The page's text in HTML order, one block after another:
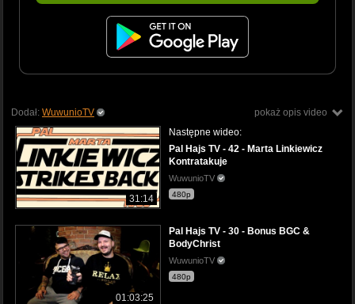
pokaż opis video
Dodał: WuwunioTV
31:14
Następne wideo:
Pal Hajs TV - 42 - Marta Linkiewicz
Kontratakuje
WuwunioTV
480p
01:03:25
Pal Hajs TV - 30 - Bonus BGC &
BodyChrist
WuwunioTV
480p